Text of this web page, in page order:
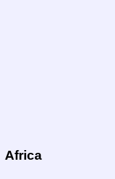
Africa